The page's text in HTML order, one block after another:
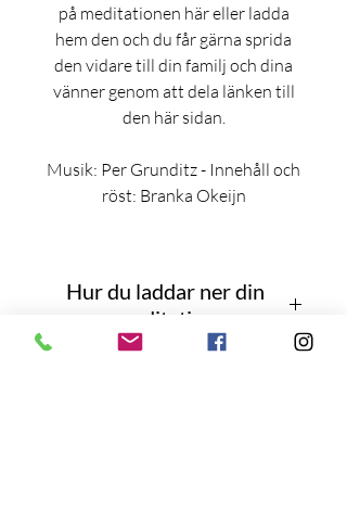
på meditationen här eller ladda
hem den och du får gärna sprida
den vidare till din familj och dina
vänner genom att dela länken till
den här sidan.
Musik: Per Grunditz - Innehåll och
röst: Branka Okeijn
Hur du laddar ner din
meditation